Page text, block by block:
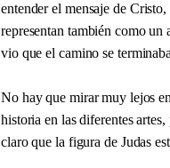
entender el mensaje de
representan también como
vio que el camino se
No hay que mirar muy lejos
historia en las diferentes
claro que la figura de Judas